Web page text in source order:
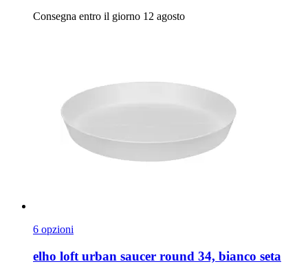
Consegna entro il giorno 12 agosto
6 opzioni
elho loft urban saucer round 34, bianco seta